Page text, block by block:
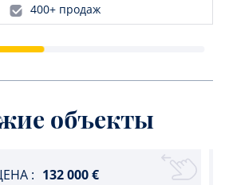
400+ продаж
объекты
: 132 000 €